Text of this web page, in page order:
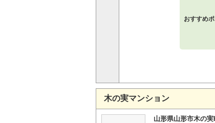
おすすめ
木の実マンション
山形県山形市木の実